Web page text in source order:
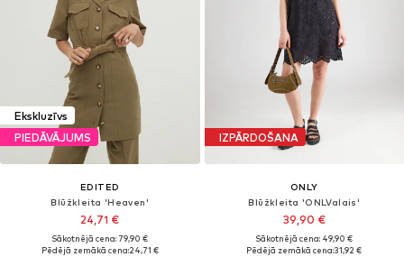
Ekskluzīvs
PIEDĀVĀJUMS
EDITED
Blūžkleita 'Heaven'
24,71 €
Sākotnējā cena: 79,90 €
Pēdējā zemākā cena:24,71 €
IZPĀRDOŠANA
ONLY
Blūžkleita 'ONLValais'
39,90 €
Sākotnējā cena: 49,90 €
Pēdējā zemākā cena:31,92 €